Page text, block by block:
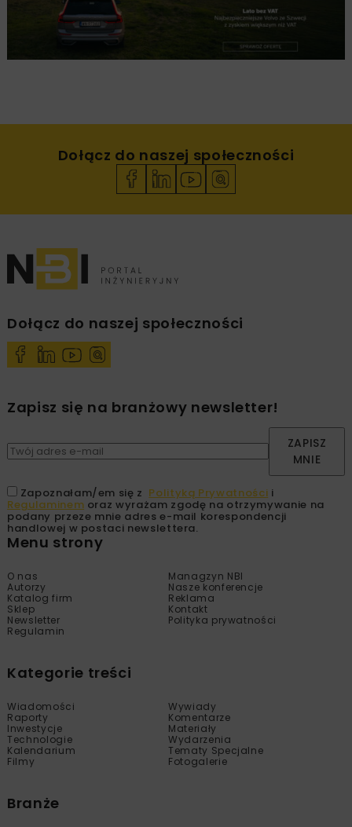
Dołącz do naszej społeczności
Dołącz do naszej społeczności
Zapisz się na branżowy newsletter!
ZAPISZ
MNIE
Zapoznałam/em się z Polityką Prywatności i
Regulaminem oraz wyrażam zgodę na otrzymywanie na
podany przeze mnie adres e-mail korespondencji
handlowej w postaci newslettera.
Menu strony
O nas
Managzyn NBI
Autorzy
Nasze konferencje
Katalog firm
Reklama
Sklep
Kontakt
Newsletter
Polityka prywatności
Regulamin
Kategorie treści
Wiadomości
Wywiady
Raporty
Komentarze
Inwestycje
Materiały
Technologie
Wydarzenia
Kalendarium
Tematy Specjalne
Filmy
Fotogalerie
Branże